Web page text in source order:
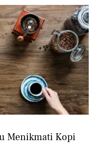
Menikmati Kopi